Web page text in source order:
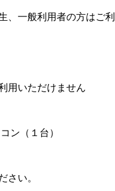
、一般利用者の方はご利
用いただけません
ン（１台）
さい。